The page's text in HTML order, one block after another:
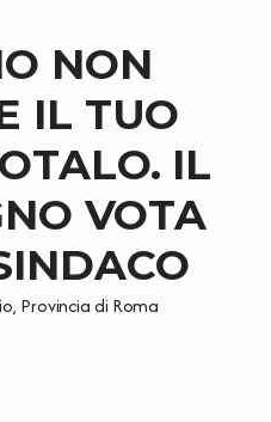
NON
IL TUO
IL
VOTA
, Provincia di Roma